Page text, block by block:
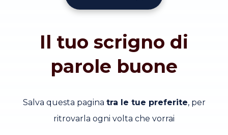
Il tuo scrigno di
parole buone
Salva questa pagina tra le tue preferite, per
ritrovarla ogni volta che vorrai